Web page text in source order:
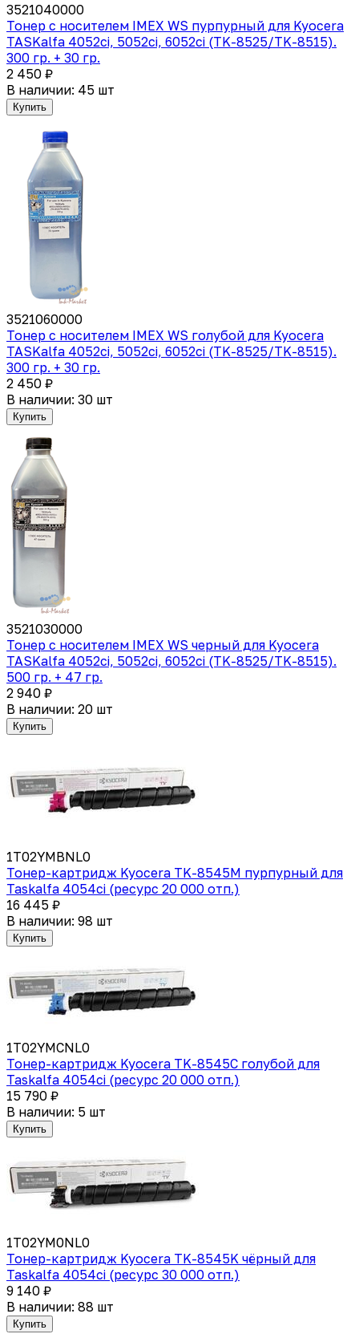
3521040000
Тонер с носителем IMEX WS пурпурный для Kyocera
TASKalfa 4052ci, 5052ci, 6052ci (TK-8525/TK-8515).
300 гр. + 30 гр.
2 450 ₽
В наличии: 45 шт
Купить
3521060000
Тонер с носителем IMEX WS голубой для Kyocera
TASKalfa 4052ci, 5052ci, 6052ci (TK-8525/TK-8515).
300 гр. + 30 гр.
2 450 ₽
В наличии: 30 шт
Купить
3521030000
Тонер с носителем IMEX WS черный для Kyocera
TASKalfa 4052ci, 5052ci, 6052ci (TK-8525/TK-8515).
500 гр. + 47 гр.
2 940 ₽
В наличии: 20 шт
Купить
1T02YMBNL0
Тонер-картридж Kyocera TK-8545M пурпурный для
Taskalfa 4054ci (ресурс 20 000 отп.)
16 445 ₽
В наличии: 98 шт
Купить
1T02YMCNL0
Тонер-картридж Kyocera TK-8545C голубой для
Taskalfa 4054ci (ресурс 20 000 отп.)
15 790 ₽
В наличии: 5 шт
Купить
1T02YM0NL0
Тонер-картридж Kyocera TK-8545K чёрный для
Taskalfa 4054ci (ресурс 30 000 отп.)
9 140 ₽
В наличии: 88 шт
Купить